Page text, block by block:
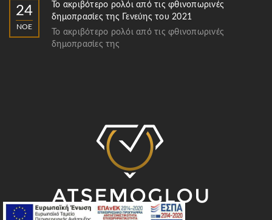
24
ΝΟΈ
Το ακριβότερο ρολόι από τις φθινοπωρινές
δημοπρασίες της Γενεύης του 2021
Το ακριβότερο ρολόι από τις φθινοπωρινές
δημοπρασίες της